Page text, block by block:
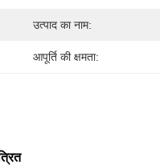
उत्पाद का नाम:
आपूर्ति की क्षमता: